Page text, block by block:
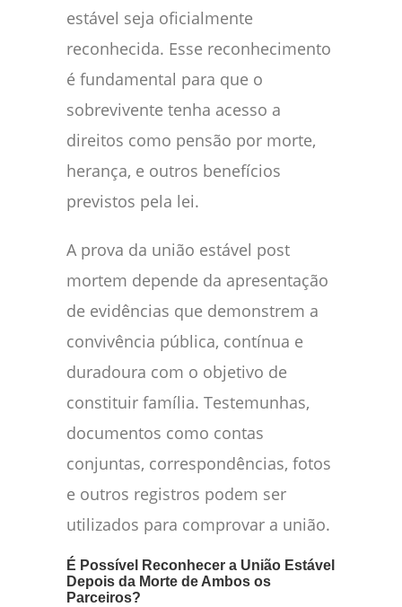
estável seja oficialmente
reconhecida. Esse reconhecimento
é fundamental para que o
sobrevivente tenha acesso a
direitos como pensão por morte,
herança, e outros benefícios
previstos pela lei.
A prova da união estável post
mortem depende da apresentação
de evidências que demonstrem a
convivência pública, contínua e
duradoura com o objetivo de
constituir família. Testemunhas,
documentos como contas
conjuntas, correspondências, fotos
e outros registros podem ser
utilizados para comprovar a união.
É Possível Reconhecer a União Estável
Depois da Morte de Ambos os
Parceiros?